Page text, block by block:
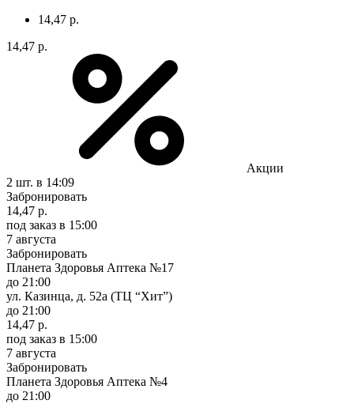
14,47 р.
14,47 р.
Акции
2 шт. в 14:09
Забронировать
14,47 р.
под заказ в 15:00
7 августа
Забронировать
Планета Здоровья Аптека №17
до 21:00
ул. Казинца, д. 52а (ТЦ “Хит”)
до 21:00
14,47 р.
под заказ в 15:00
7 августа
Забронировать
Планета Здоровья Аптека №4
до 21:00